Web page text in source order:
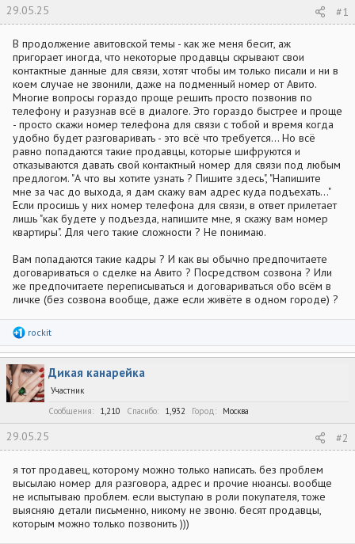
29.05.25 #1
В продолжение авитовской темы - как же меня бесит, аж
пригорает иногда, что некоторые продавцы скрывают свои
контактные данные для связи, хотят чтобы им только писали и ни в
коем случае не звонили, даже на подменный номер от Авито.
Многие вопросы гораздо проще решить просто позвонив по
телефону и разузнав всё в диалоге. Это гораздо быстрее и проще
- просто скажи номер телефона для связи с тобой и время когда
удобно будет разговаривать - это всё что требуется... Но всё
равно попадаются такие продавцы, которые шифруются и
отказываются давать свой контактный номер для связи под любым
предлогом. "А что вы хотите узнать ? Пишите здесь", "Напишите
мне за час до выхода, я дам скажу вам адрес куда подъехать..."
Если просишь у них номер телефона для связи, в ответ прилетает
лишь "как будете у подъезда, напишите мне, я скажу вам номер
квартиры". Для чего такие сложности ? Не понимаю.
Вам попадаются такие кадры ? И как вы обычно предпочитаете
договариваться о сделке на Авито ? Посредством созвона ? Или
же предпочитаете переписываться и договариваться обо всём в
личке (без созвона вообще, даже если живёте в одном городе) ?
Р
а
к
ц
и
и
rockit
Дикая канарейка
Участник
Сообщения
1,210 Спасибо 1,932 Город Москва
29.05.25 #2
я тот продавец, которому можно только написать. без проблем
высылаю номер для разговора, адрес и прочие нюансы. вообще
не испытываю проблем. если выступаю в роли покупателя, тоже
выясняю детали письменно, никому не звоню. бесят продавцы,
которым можно только позвонить )))